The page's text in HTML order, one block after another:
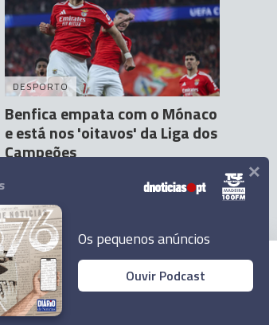
DESPORTO
Benfica empata com o Mónaco
e está nos 'oitavos' da Liga dos
Campeões
© 2025 Empresa Diário de Notícias, Lda.
Os pequenos anúncios
Ouvir Podcast
×